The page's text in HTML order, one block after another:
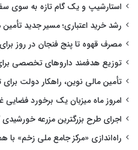
استارشیپ و یک گام تازه به سوی
رشد خرید اعتباری؛ مسیر جدید تأمین
مصرف قهوه تا پنج فنجان در روز
توزیع هدفمند داروهای تخصصی
تأمین مالی نوین، راهکار دولت
امروز ماه میزبان یک برخورد فضایی
اجرای طرح بزرگترین مزرعه
راه‌اندازی «مرکز جامع ملی زخم» با